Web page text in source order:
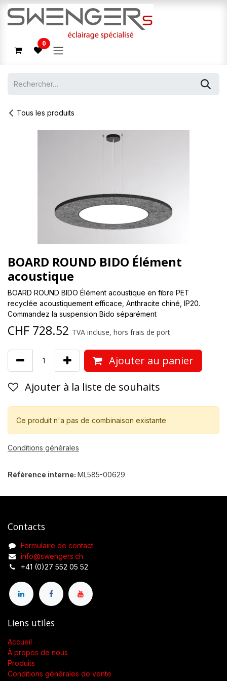
Se rendre au contenu
0
Tous les produits
BOARD ROUND BIDO Élément
acoustique
BOARD ROUND BIDO Élément acoustique en fibre PET
recyclée acoustiquement efficace, Anthracite chiné, IP20.
Commandez la suspension Bido séparément
CHF 728.52 TVA incluse, hors frais de port
Ajouter au panier
Ajouter à la liste de souhaits
Ce produit n'a pas de combinaison existante
Conditions générales
Référence interne: ML585-00629
Contacts
Formulaire de contact
info@swengers.ch
+41 (0)27 552 05 52
Liens utiles
Accueil
À propos de nous
Produits
Conditions générales de vente